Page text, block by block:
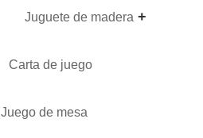
Juguete de madera
Carta de juego
Juego de mesa